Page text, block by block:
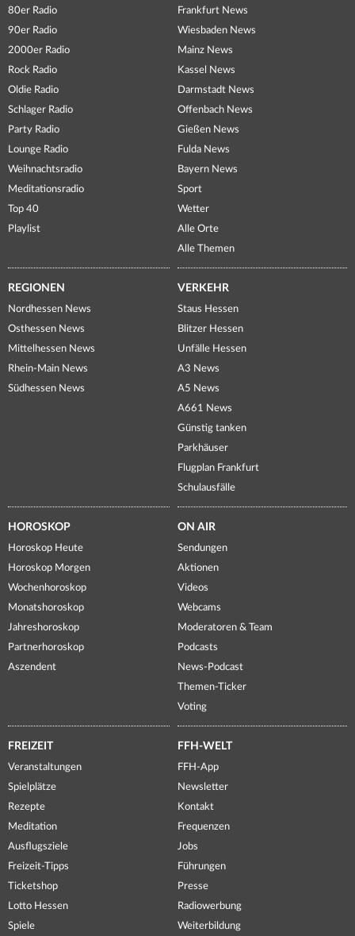
80er Radio
90er Radio
2000er Radio
Rock Radio
Oldie Radio
Schlager Radio
Party Radio
Lounge Radio
Weihnachtsradio
Meditationsradio
Top 40
Playlist
Frankfurt News
Wiesbaden News
Mainz News
Kassel News
Darmstadt News
Offenbach News
Gießen News
Fulda News
Bayern News
Sport
Wetter
Alle Orte
Alle Themen
REGIONEN
Nordhessen News
Osthessen News
Mittelhessen News
Rhein-Main News
Südhessen News
VERKEHR
Staus Hessen
Blitzer Hessen
Unfälle Hessen
A3 News
A5 News
A661 News
Günstig tanken
Parkhäuser
Flugplan Frankfurt
Schulausfälle
HOROSKOP
Horoskop Heute
Horoskop Morgen
Wochenhoroskop
Monatshoroskop
Jahreshoroskop
Partnerhoroskop
Aszendent
ON AIR
Sendungen
Aktionen
Videos
Webcams
Moderatoren & Team
Podcasts
News-Podcast
Themen-Ticker
Voting
FREIZEIT
Veranstaltungen
Spielplätze
Rezepte
Meditation
Ausflugsziele
Freizeit-Tipps
Ticketshop
Lotto Hessen
Spiele
FFH-WELT
FFH-App
Newsletter
Kontakt
Frequenzen
Jobs
Führungen
Presse
Radiowerbung
Weiterbildung